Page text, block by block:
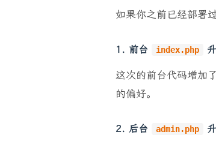
如果你之前已经部署
1. 前台 index.php
这次的前台代码增加
的偏好。
2. 后台 admin.php